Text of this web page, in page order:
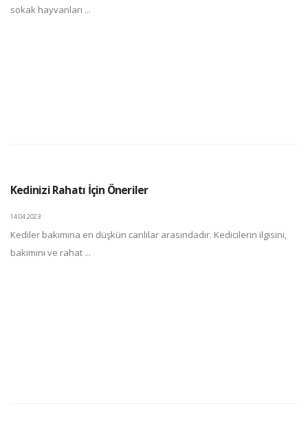
sokak hayvanları ...
Kedinizi Rahatı İçin Öneriler
14.04.2023
Kediler bakımına en düşkün canlılar arasındadır. Kedicilerin ilgisini,
bakımını ve rahat ...